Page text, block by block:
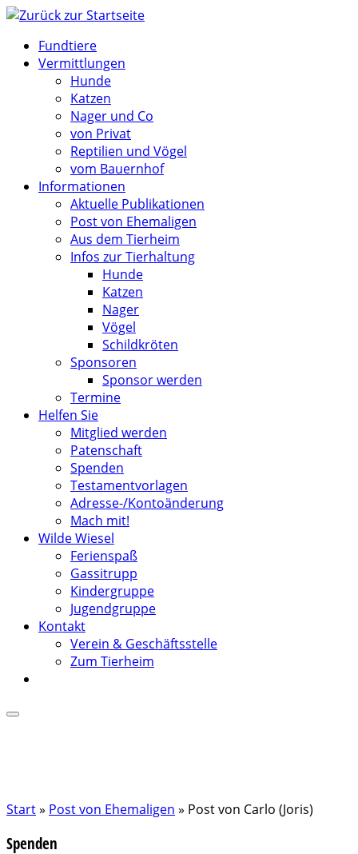
Zum
springenFundtiere
Vermittlungen
Hunde
Katzen
Nager und Co
von Privat
Reptilien und Vögel
vom Bauernhof
Informationen
Aktuelle Publikationen
Post von Ehemaligen
Aus dem Tierheim
Infos zur Tierhaltung
Hunde
Katzen
Nager
Vögel
Schildkröten
Sponsoren
Sponsor werden
Termine
Helfen Sie
Mitglied werden
Patenschaft
Spenden
Testamentvorlagen
Adresse-/Kontoänderung
Mach mit!
Wilde Wiesel
Ferienspaß
Gassitrupp
Kindergruppe
Jugendgruppe
Kontakt
Verein & Geschäftsstelle
Zum Tierheim
Start» Post von Ehemaligen » Post von Carlo (Joris)
Spenden